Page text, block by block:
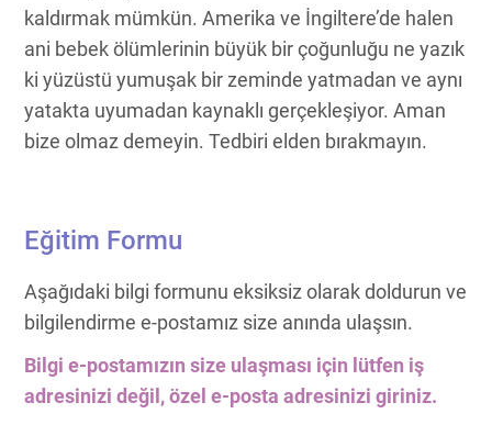
kaldırmak mümkün. Amerika ve İngiltere’de halen
ani bebek ölümlerinin büyük bir çoğunluğu ne yazık
ki yüzüstü yumuşak bir zeminde yatmadan ve aynı
yatakta uyumadan kaynaklı gerçekleşiyor. Aman
bize olmaz demeyin. Tedbiri elden bırakmayın.
Eğitim Formu
Aşağıdaki bilgi formunu eksiksiz olarak doldurun ve
bilgilendirme e-postamız size anında ulaşsın.
Bilgi e-postamızın size ulaşması için lütfen iş
adresinizi değil, özel e-posta adresinizi giriniz.